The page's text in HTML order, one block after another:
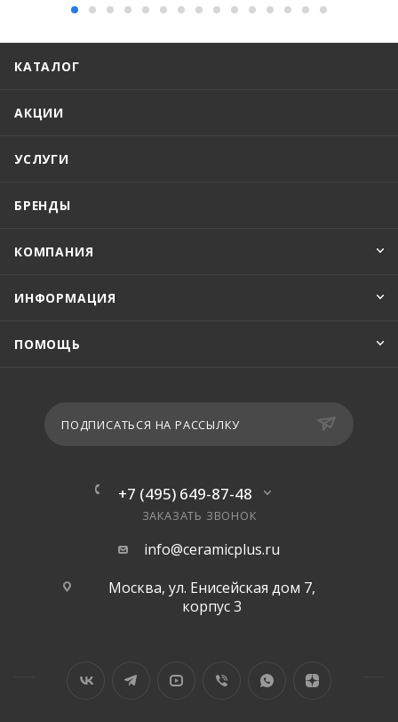
КАТАЛОГ
АКЦИИ
УСЛУГИ
БРЕНДЫ
КОМПАНИЯ
ИНФОРМАЦИЯ
ПОМОЩЬ
ПОДПИСАТЬСЯ НА РАССЫЛКУ
+7 (495) 649-87-48
ЗАКАЗАТЬ ЗВОНОК
info@ceramicplus.ru
Москва, ул. Енисейская дом 7,
корпус 3